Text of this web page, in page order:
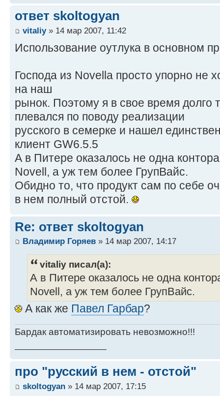
ответ skoltogyan
vitaliy» 14 мар 2007, 11:42
Использование оутлука в основном
Господа из Novella просто упорно не
на наш
рынок. Поэтому я в свое время долго
плевался по поводу реализации
русского в семерке и нашел
клиент GW6.5.5
А в Питере оказалось не одна
Novell, а уж тем более ГрупВайс.
Обидно то, что продукт сам по себе
в нем полный отстой.
Re: ответ skoltogyan
Владимир Горяев » 14 мар 2007, 14:17
vitaliy писал(а):
А в Питере оказалось не одна
Novell, а уж тем более ГрупВайс.
А как же Павел Гарбар?
Бардак автоматизировать невозможно!!!
про "русский в нем - отстой"
skoltogyan » 14 мар 2007, 17:15